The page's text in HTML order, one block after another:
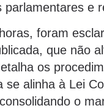
e
foram
que não
os
se alinha à Lei
o